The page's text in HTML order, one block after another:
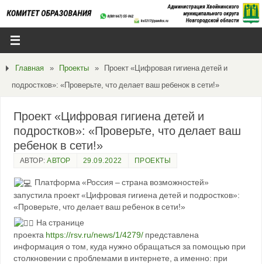
Главная » Проекты »
Проект «Цифровая гигиена детей и
подростков»: «Проверьте, что делает ваш ребенок в сети!»
Проект «Цифровая гигиена детей и
подростков»: «Проверьте, что делает ваш
ребенок в сети!»
АВТОР:АВТОР 29.09.2022 ПРОЕКТЫ
Платформа «Россия – страна возможностей»
запустила проект «Цифровая гигиена детей и подростков»:
«Проверьте, что делает ваш ребенок в сети!»
На странице
проекта https://rsv.ru/news/1/4279/представлена
информация о том, куда нужно обращаться за помощью при
столкновении с проблемами в интернете, а именно: при